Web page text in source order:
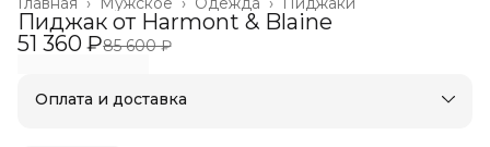
Пиджак от Harmont & Blaine
51 360 ₽85 600 ₽
Оплата и доставка